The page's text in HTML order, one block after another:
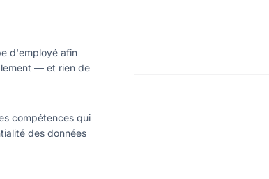
d'employé afin
— et rien de
compétences qui
des données